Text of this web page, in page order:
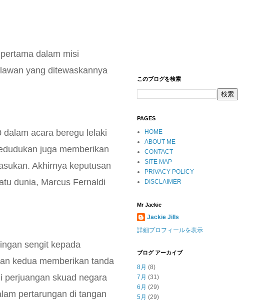
dalam misi
yang ditewaskannya
acara beregu lelaki
juga memberikan
Akhirnya keputusan
dunia, Marcus Fernaldi
sengit kepada
kedua memberikan tanda
perjuangan skuad negara
pertarungan di tangan
このブログを検索
PAGES
HOME
ABOUT ME
CONTACT
SITE MAP
PRIVACY POLICY
DISCLAIMER
Mr Jackie
Jackie Jills
詳細プロフィールを表示
ブログ アーカイブ
8月 (8)
7月 (31)
6月 (29)
5月 (29)